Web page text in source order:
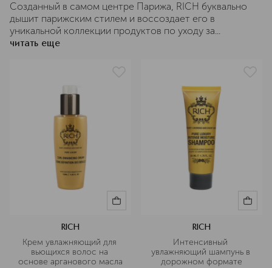
Созданный в самом центре Парижа, RICH буквально
дышит парижским стилем и воссоздает его в
уникальной коллекции продуктов по уходу за...
читать еще
RICH
Крем увлажняющий для
вьющихся волос на
основе арганового масла
RICH
Интенсивный
увлажняющий шампунь в
дорожном формате